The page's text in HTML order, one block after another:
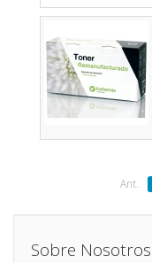
Ant.
Sobre Nosotros